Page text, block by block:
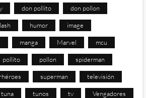
don pollito don pollon
humor image
manga Marvel mcu
pollito pollon spiderman
superman televisión
tuna tunos tv Vengadores